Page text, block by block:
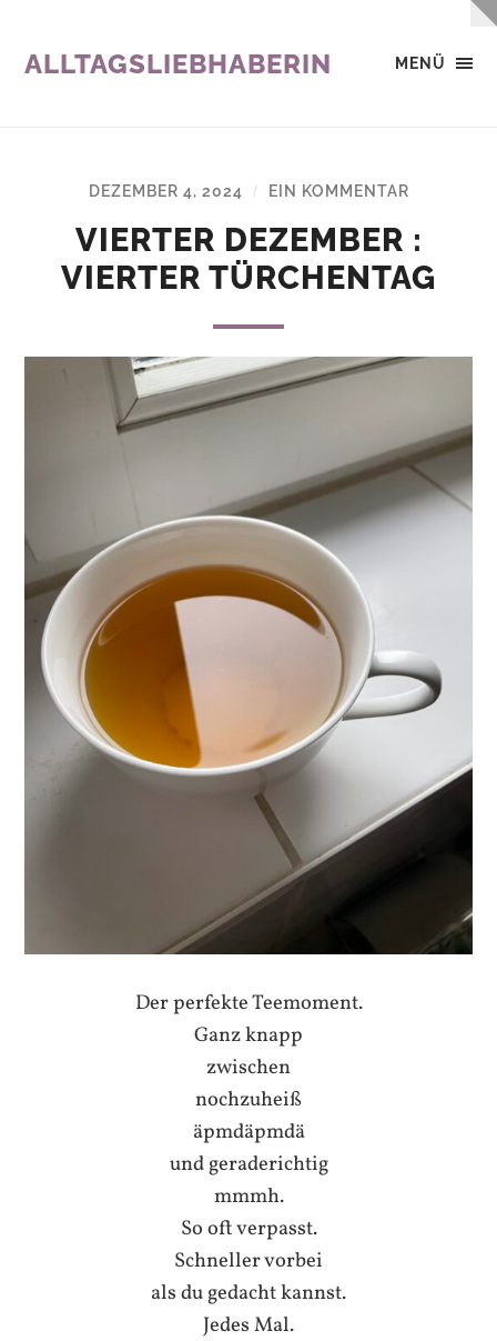
MENÜ
ALLTAGSLIEBHABERIN
DEZEMBER 4, 2024 / EIN KOMMENTAR
VIERTER DEZEMBER :
VIERTER TÜRCHENTAG
Der perfekte Teemoment.
Ganz knapp
zwischen
nochzuheiß
äpmdäpmdä
und geraderichtig
mmmh.
So oft verpasst.
Schneller vorbei
als du gedacht kannst.
Jedes Mal.